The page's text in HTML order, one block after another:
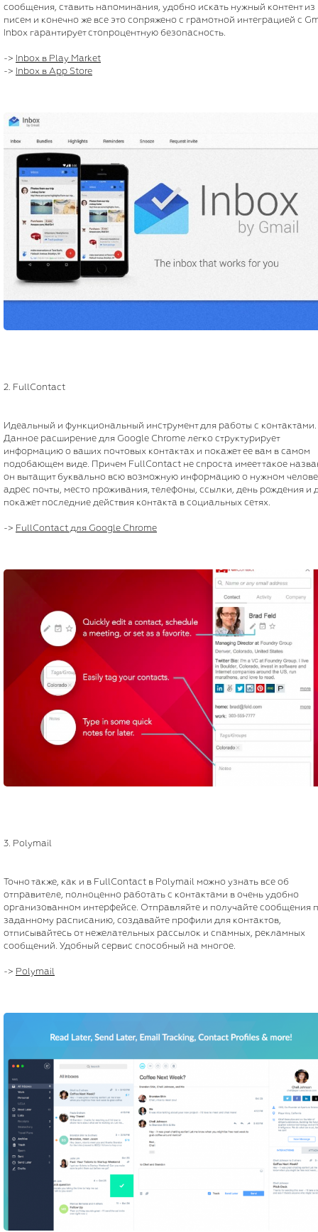
сообщения, ставить напоминания, удобно искать нужный контент из
писем и конечно же все это сопряжено с грамотной интеграцией с
Inbox гарантирует стопроцентную безопасность.
->
Inbox в Play Market
->
Inbox в App Store
2. FullContact
Идеальный и функциональный инструмент для работы с контактами.
Данное расширение для Google Chrome легко структурирует
информацию о ваших почтовых контактах и покажет ее вам в самом
подобающем виде. Причем FullContact не спроста имеет такое
он вытащит буквально всю возможную информацию о нужном
адрес почты, место проживания, телефоны, ссылки, день рождения и
покажет последние действия контакта в социальных сетях.
-> FullContact для Google Chrome
3. Polymail
Точно также, как и в FullContact в Polymail можно узнать все об
отправителе, полноценно работать с контактами в очень удобно
организованном интерфейсе. Отправляйте и получайте сообщения
заданному расписанию, создавайте профили для контактов,
отписывайтесь от нежелательных рассылок и спамных, рекламных
сообщений. Удобный сервис способный на многое.
-> Polymail